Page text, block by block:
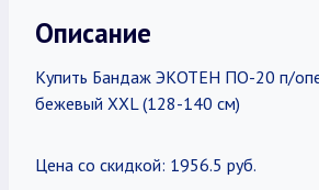
Описание
Купить Бандаж ЭКОТЕН ПО-20 п/
бежевый XXL (128-140 см)
Цена со скидкой: 1956.5 руб.